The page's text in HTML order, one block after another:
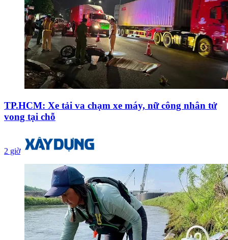
TP.HCM: Xe tải va chạm xe máy, nữ công nhân tử
vong tại chỗ
2 giờ